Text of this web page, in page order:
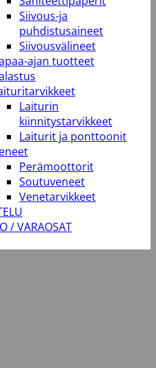
Siivous-ja
puhdistusaineet
Siivousvälineet
ajan tuotteet
Laiturin
kiinnitystarvikkeet
Laiturit ja ponttoonit
Perämoottorit
Soutuveneet
Venetarvikkeet
/ VARAOSAT